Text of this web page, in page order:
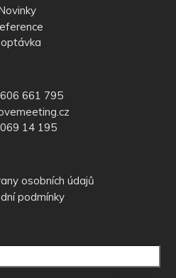
661 795
069 14 195
osobních údajů
podmínky